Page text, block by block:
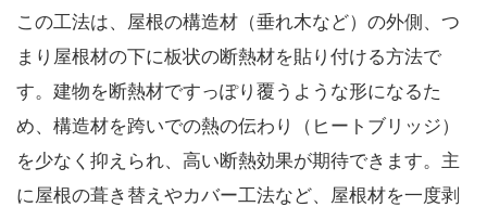
この工法は、屋根の構造材（垂れ木など）の外側、つ
まり屋根材の下に板状の断熱材を貼り付ける方法で
す。建物を断熱材ですっぽり覆うような形になるた
め、構造材を跨いでの熱の伝わり（ヒートブリッジ）
を少なく抑えられ、高い断熱効果が期待できます。主
に屋根の葺き替えやカバー工法など、屋根材を一度剥